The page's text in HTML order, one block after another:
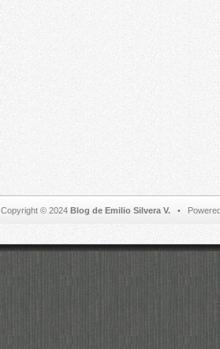
Copyright © 2024 Blog de Emilio Silvera V.•